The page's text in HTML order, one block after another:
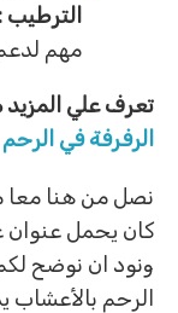
الترطيب :
مهم
تعرف علي المزيد
الرفرفة في الرحم
نصل من هنا معا
كان يحمل عنوان
ونود ان نوضح
الرحم بالأعشاب